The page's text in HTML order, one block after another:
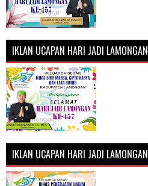
IKLAN UCAPAN HARI JADI LAMONGAN
IKLAN UCAPAN HARI JADI LAMONGAN